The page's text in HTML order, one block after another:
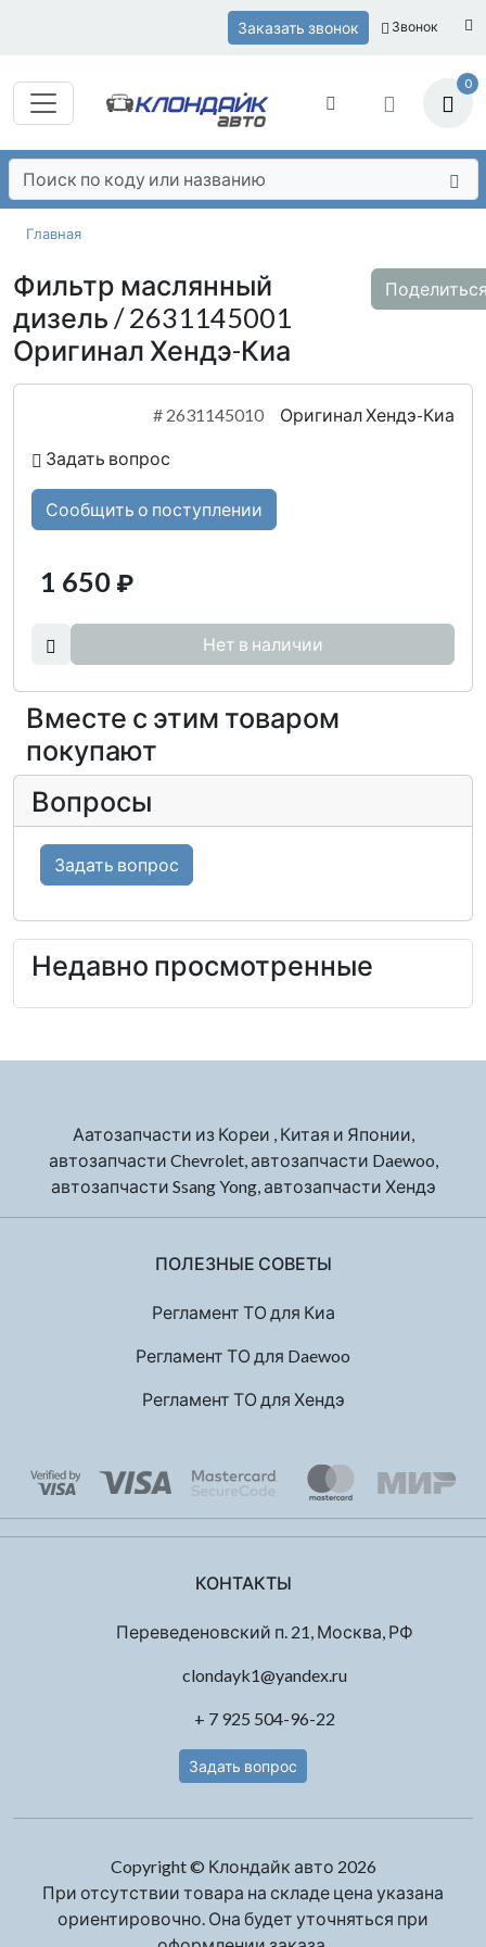
Заказать звонок Звонок
0
Главная
Фильтр маслянный
дизель / 2631145001
Оригинал Хендэ-Киа
# 2631145010 Оригинал Хендэ-Киа
Задать вопрос
Сообщить о поступлении
1 650 ₽
Нет в наличии
Вместе с этим товаром
покупают
Вопросы
Задать вопрос
Недавно просмотренные
Аатозапчасти из Кореи , Китая и Японии,
автозапчасти Chevrolet, автозапчасти Daewoo,
автозапчасти Ssang Yong, автозапчасти Хендэ
ПОЛЕЗНЫЕ СОВЕТЫ
Регламент ТО для Киа
Регламент ТО для Daewoo
Регламент ТО для Хендэ
КОНТАКТЫ
Переведеновский п. 21, Москва, РФ
clondayk1@yandex.ru
+ 7 925 504-96-22
Задать вопрос
Copyright © Клондайк авто 2026
При отсутствии товара на складе цена указана
ориентировочно. Она будет уточняться при